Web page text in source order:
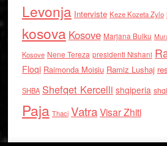
Levonja Interviste Keze Kozeta Zylo
kosova Kosove Marjana Bulku
Kosove Nene Tereza presidenti Nishani
Floqi Raimonda Moisiu Ramiz Lushaj
SHBA Shefqet Kercelli shqiperia
Paja Thaci VatraVisar Zhiti